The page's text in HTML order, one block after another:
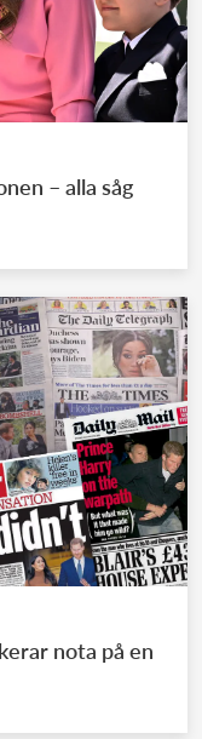
– alla såg
nota på en